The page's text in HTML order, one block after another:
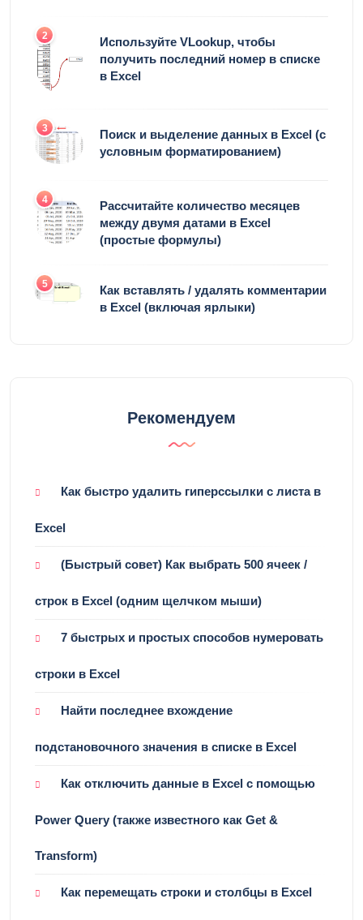
2
Используйте VLookup, чтобы
получить последний номер в списке
в Excel
3
Поиск и выделение данных в Excel (с
условным форматированием)
4
Рассчитайте количество месяцев
между двумя датами в Excel
(простые формулы)
5
Как вставлять / удалять комментарии
в Excel (включая ярлыки)
Рекомендуем
Как быстро удалить гиперссылки с листа в
Excel
(Быстрый совет) Как выбрать 500 ячеек /
строк в Excel (одним щелчком мыши)
7 быстрых и простых способов нумеровать
строки в Excel
Найти последнее вхождение
подстановочного значения в списке в Excel
Как отключить данные в Excel с помощью
Power Query (также известного как Get &
Transform)
Как перемещать строки и столбцы в Excel